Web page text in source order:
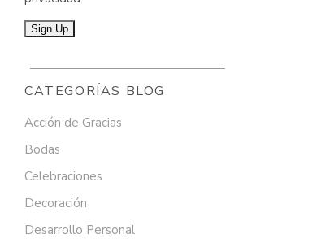
CATEGORÍAS BLOG
Acción de Gracias
Bodas
Celebraciones
Decoración
Desarrollo Personal